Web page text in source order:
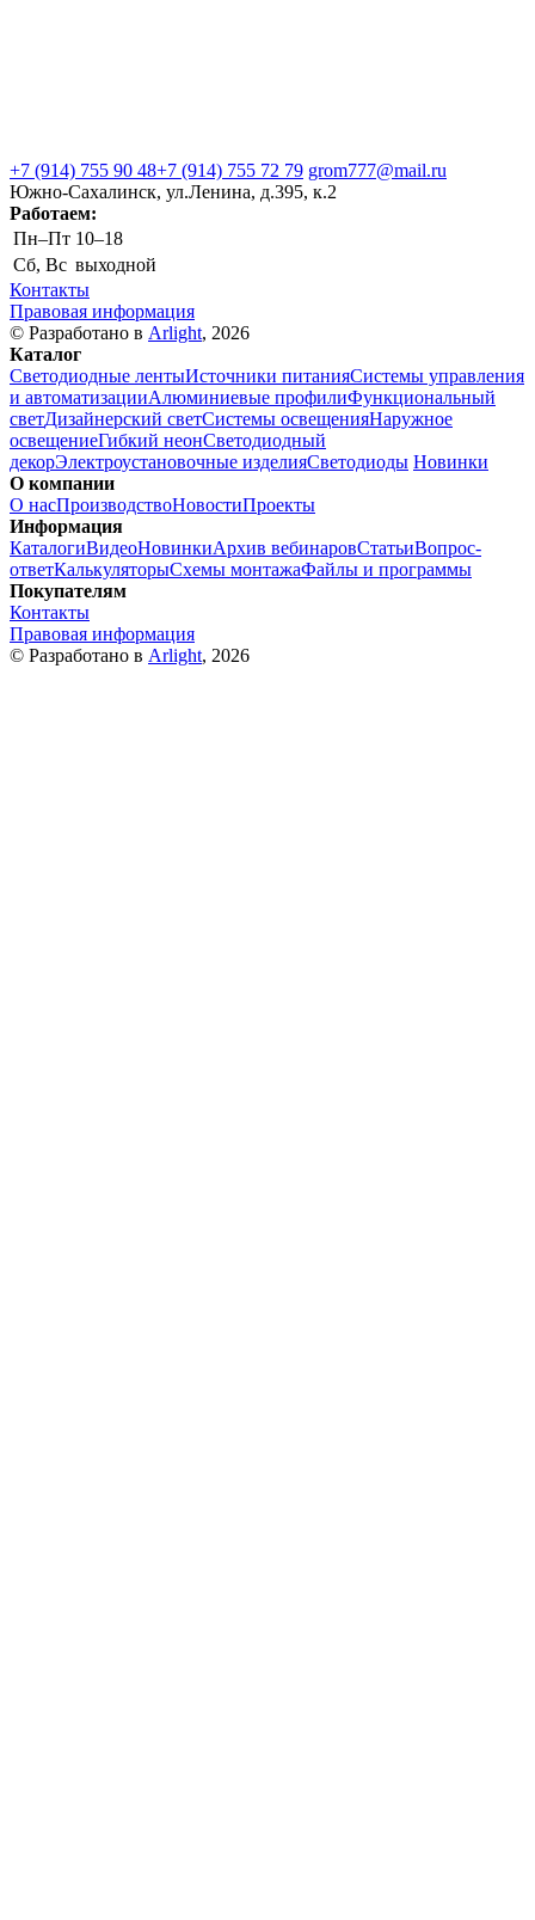
+7 (914) 755 90 48+7 (914) 755 72 79 grom777@mail.ru
Южно-Сахалинск, ул.Ленина, д.395, к.2
Работаем:
Пн–Пт 10–18
Сб, Вс выходной
Контакты
Правовая информация
© Разработано в Arlight, 2026
Каталог
Светодиодные лентыИсточники питанияСистемы управления
и автоматизацииАлюминиевые профилиФункциональный
светДизайнерский светСистемы освещенияНаружное
освещениеГибкий неонСветодиодный
декорЭлектроустановочные изделияСветодиоды Новинки
О компании
О насПроизводствоНовостиПроекты
Информация
КаталогиВидеоНовинкиАрхив вебинаровСтатьиВопрос-
ответКалькуляторыСхемы монтажаФайлы и программы
Покупателям
Контакты
Правовая информация
© Разработано в Arlight, 2026